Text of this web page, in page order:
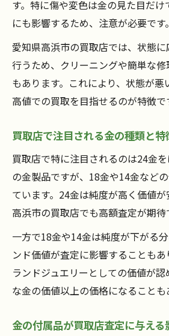
す。特に傷や変色は金の見た目だ
にも影響するため、注意が必要です。
愛知県高浜市の買取店では、状態
行うため、クリーニングや簡単な
もあります。これにより、状態が悪
高値での買取を目指せるのが特徴で
買取店で注目される金の種類と特
買取店で特に注目されるのは24金
の金製品ですが、18金や14金など
ています。24金は純度が高く価値が
高浜市の買取店でも高額査定が期待
一方で18金や14金は純度が下がる
ンド価値が査定に影響することも
ランドジュエリーとしての価値が
な金の価値以上の価格になることも
金の付属品が買取店査定に与える